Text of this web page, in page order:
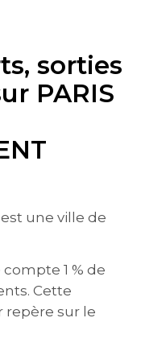
sorties
PARIS
une ville de
1 % de
Cette
sur le